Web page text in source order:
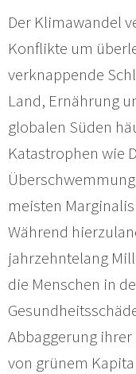
Der Klimawandel
Konflikte um
verknappende
Land, Ernährung
globalen Süden
Katastrophen wie
meisten
Während
jahrzehntelang
die Menschen in
Abbaggerung ihrer
von grünem